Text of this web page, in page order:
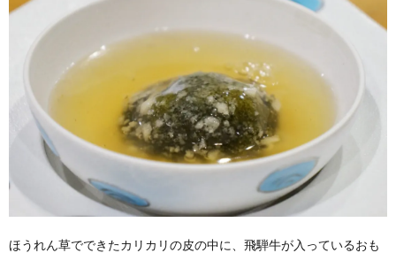
ほうれん草でできたカリカリの皮の中に、飛騨牛が入っているおも